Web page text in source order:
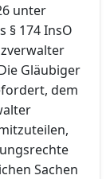
unter
§ 174 InsO
Gläubiger
dem
Sachen